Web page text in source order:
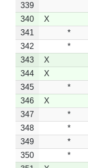
339
340
X
341
*
342
*
343
X
344
X
345
*
346
X
347
*
348
*
349
*
350
*